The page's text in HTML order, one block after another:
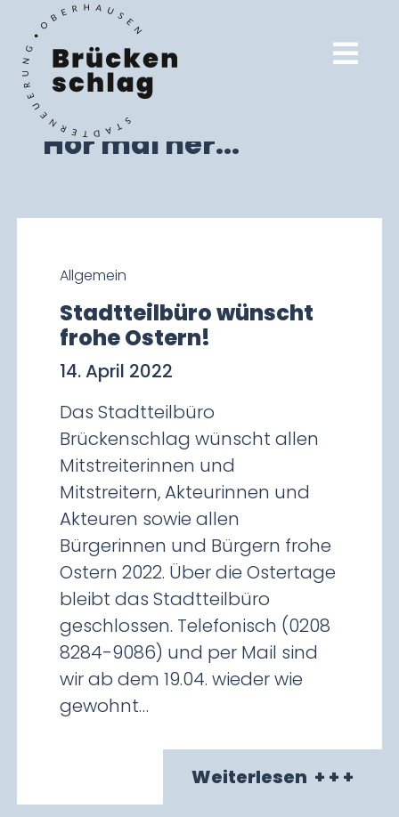
Hör mal her...
Allgemein
Stadtteilbüro wünscht
frohe Ostern!
14. April 2022
Das Stadtteilbüro
Brückenschlag wünscht allen
Mitstreiterinnen und
Mitstreitern, Akteurinnen und
Akteuren sowie allen
Bürgerinnen und Bürgern frohe
Ostern 2022. Über die Ostertage
bleibt das Stadtteilbüro
geschlossen. Telefonisch (0208
8284-9086) und per Mail sind
wir ab dem 19.04. wieder wie
gewohnt…
Weiterlesen + + +